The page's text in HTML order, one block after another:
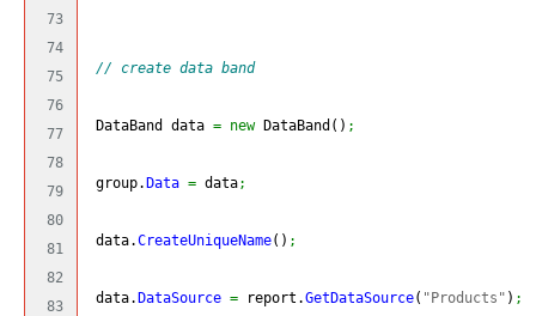
73
74
75
76
77
78
79
80
81
82
83
// create data band
DataBand data = new DataBand ( ) ;
group.Data = data;
data.CreateUniqueName( ) ;
data.DataSource = report.GetDataSource( "Products" ) ;